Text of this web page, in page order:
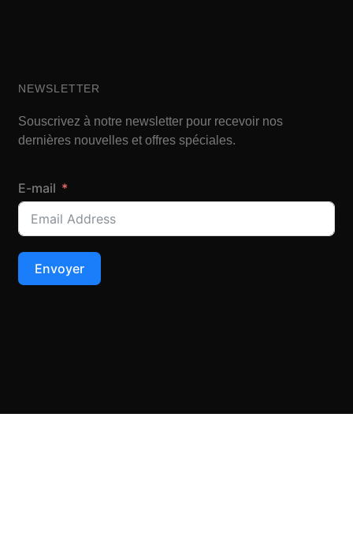
NEWSLETTER
Souscrivez à notre newsletter pour recevoir nos
dernières nouvelles et offres spéciales.
E-mail
Envoyer